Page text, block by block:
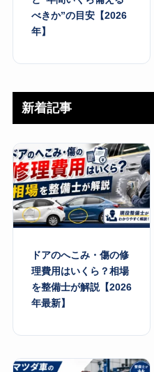
べきか”の目安【2026
年】
新着記事
ドアのへこみ・傷の修
理費用はいくら？相場
を整備士が解説【2026
年最新】